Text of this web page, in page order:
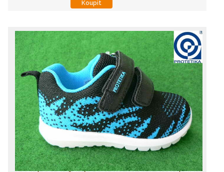
Koupit